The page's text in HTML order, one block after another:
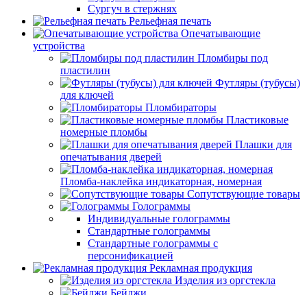
Сургуч в стержнях
Рельефная печать
Опечатывающие
устройства
Пломбиры под
пластилин
Футляры (тубусы)
для ключей
Пломбираторы
Пластиковые
номерные пломбы
Плашки для
опечатывания дверей
Пломба-наклейка индикаторная, номерная
Сопутствующие товары
Голограммы
Индивидуальные голограммы
Стандартные голограммы
Стандартные голограммы с
персонификацией
Рекламная продукция
Изделия из оргстекла
Бейджи